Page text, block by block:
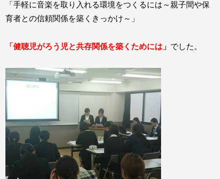
「手軽に音楽を取り入れる環境をつくるには～親子間や保
育者との信頼関係を築くきっかけ～」
「健聴児がろう児と共存関係を築くためには」 でした。